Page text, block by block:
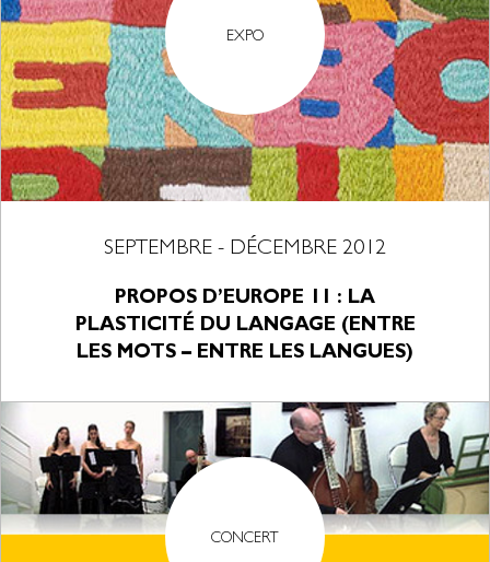
EXPO
SEPTEMBRE - DÉCEMBRE 2012
PROPOS D’EUROPE 11 : LA
PLASTICITÉ DU LANGAGE (ENTRE
LES MOTS – ENTRE LES LANGUES)
CONCERT